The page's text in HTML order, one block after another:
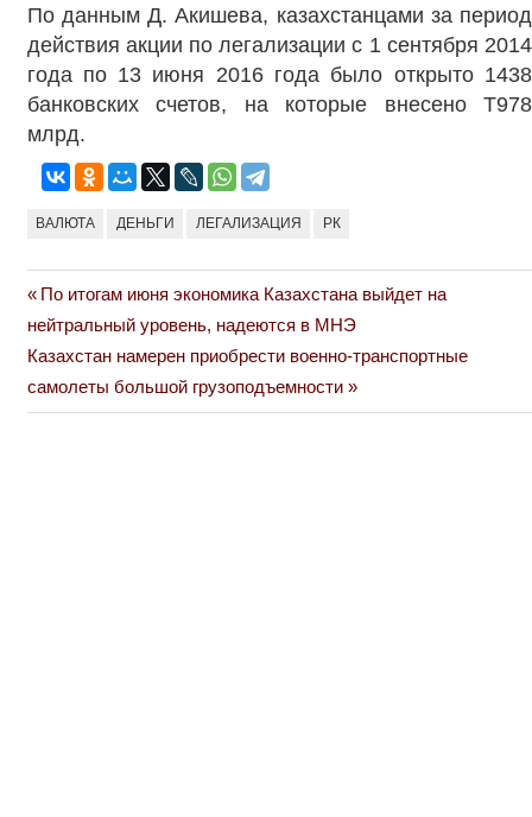
По данным Д. Акишева, казахстанцами за период
действия акции по легализации с 1 сентября 2014
года по 13 июня 2016 года было открыто 1438
банковских счетов, на которые внесено Т978
млрд.
ВАЛЮТА ДЕНЬГИ ЛЕГАЛИЗАЦИЯ РК
Навигация
по
записям
Previous
Post:
По итогам июня экономика Казахстана выйдет на
нейтральный уровень, надеются в МНЭ
Next
Post:
Казахстан намерен приобрести военно-транспортные
самолеты большой грузоподъемности